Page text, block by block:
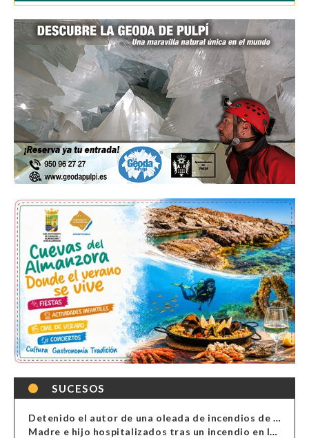
SUCESOS
Detenido el autor de una oleada de incendios de contenedores en Almería
Madre e hijo hospitalizados tras un incendio en la cocina de una vivienda en Almería